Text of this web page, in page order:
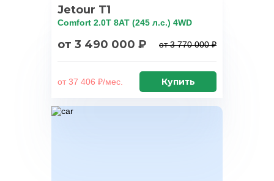
Jetour T1
Comfort 2.0T 8AT (245 л.с.) 4WD
от 3 490 000 ₽ от 3 770 000 ₽
от 37 406 ₽/мес. Купить